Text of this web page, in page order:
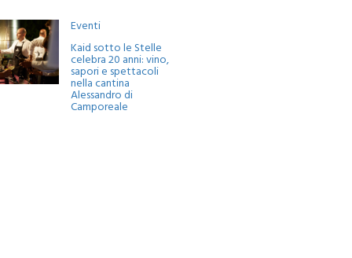
Eventi
Kaid sotto le Stelle
celebra 20 anni: vino,
sapori e spettacoli
nella cantina
Alessandro di
Camporeale